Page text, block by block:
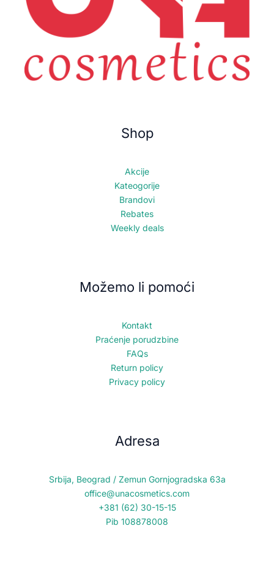
Shop
Akcije
Kateogorije
Brandovi
Rebates
Weekly deals
Možemo li pomoći
Kontakt
Praćenje porudzbine
FAQs
Return policy
Privacy policy
Adresa
Srbija, Beograd / Zemun Gornjogradska 63a
office@unacosmetics.com
+381 (62) 30-15-15
Pib 108878008